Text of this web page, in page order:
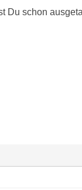
Du schon